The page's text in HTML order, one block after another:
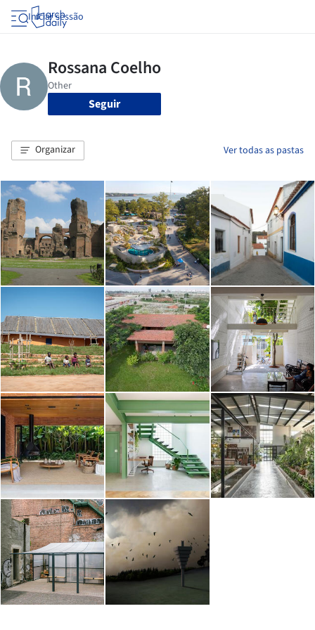
Iniciar sessão
Seguir
Organizar Ver todas as pastas